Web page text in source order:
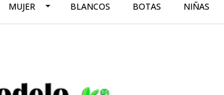
MUJER BLANCOS BOTAS NIÑAS